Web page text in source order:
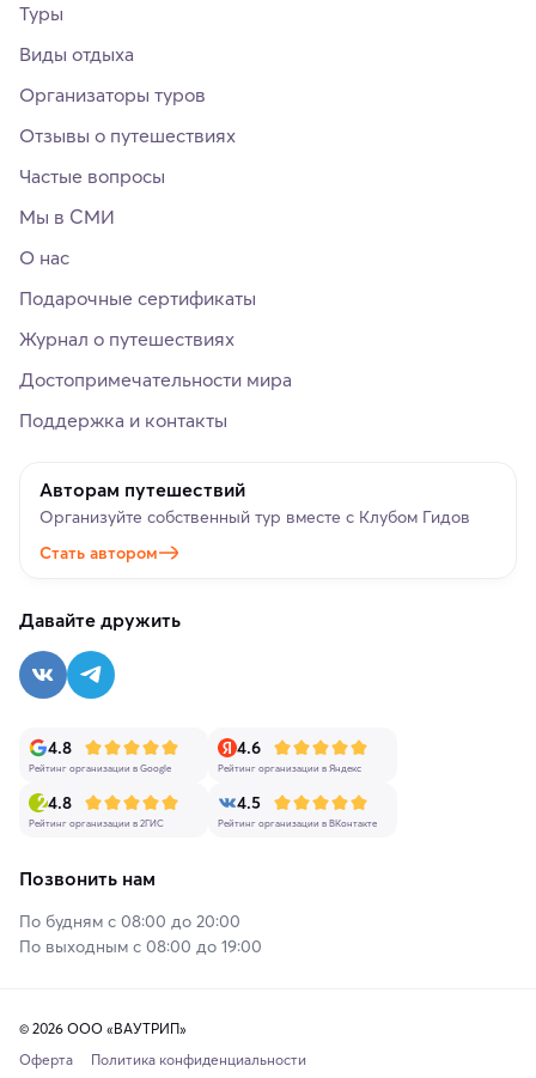
Туры
Виды отдыха
Организаторы туров
Отзывы о путешествиях
Частые вопросы
Мы в СМИ
О нас
Подарочные сертификаты
Журнал о путешествиях
Достопримечательности мира
Поддержка и контакты
Авторам путешествий
Организуйте собственный тур вместе с Клубом Гидов
Стать автором
Давайте дружить
4.8
Рейтинг организации в Google
4.6
Рейтинг организации в Яндекс
4.8
Рейтинг организации в 2ГИС
4.5
Рейтинг организации в ВКонтакте
Позвонить нам
По будням с 08:00 до 20:00
По выходным с 08:00 до 19:00
© 2026 ООО «ВАУТРИП»
Оферта
Политика конфиденциальности